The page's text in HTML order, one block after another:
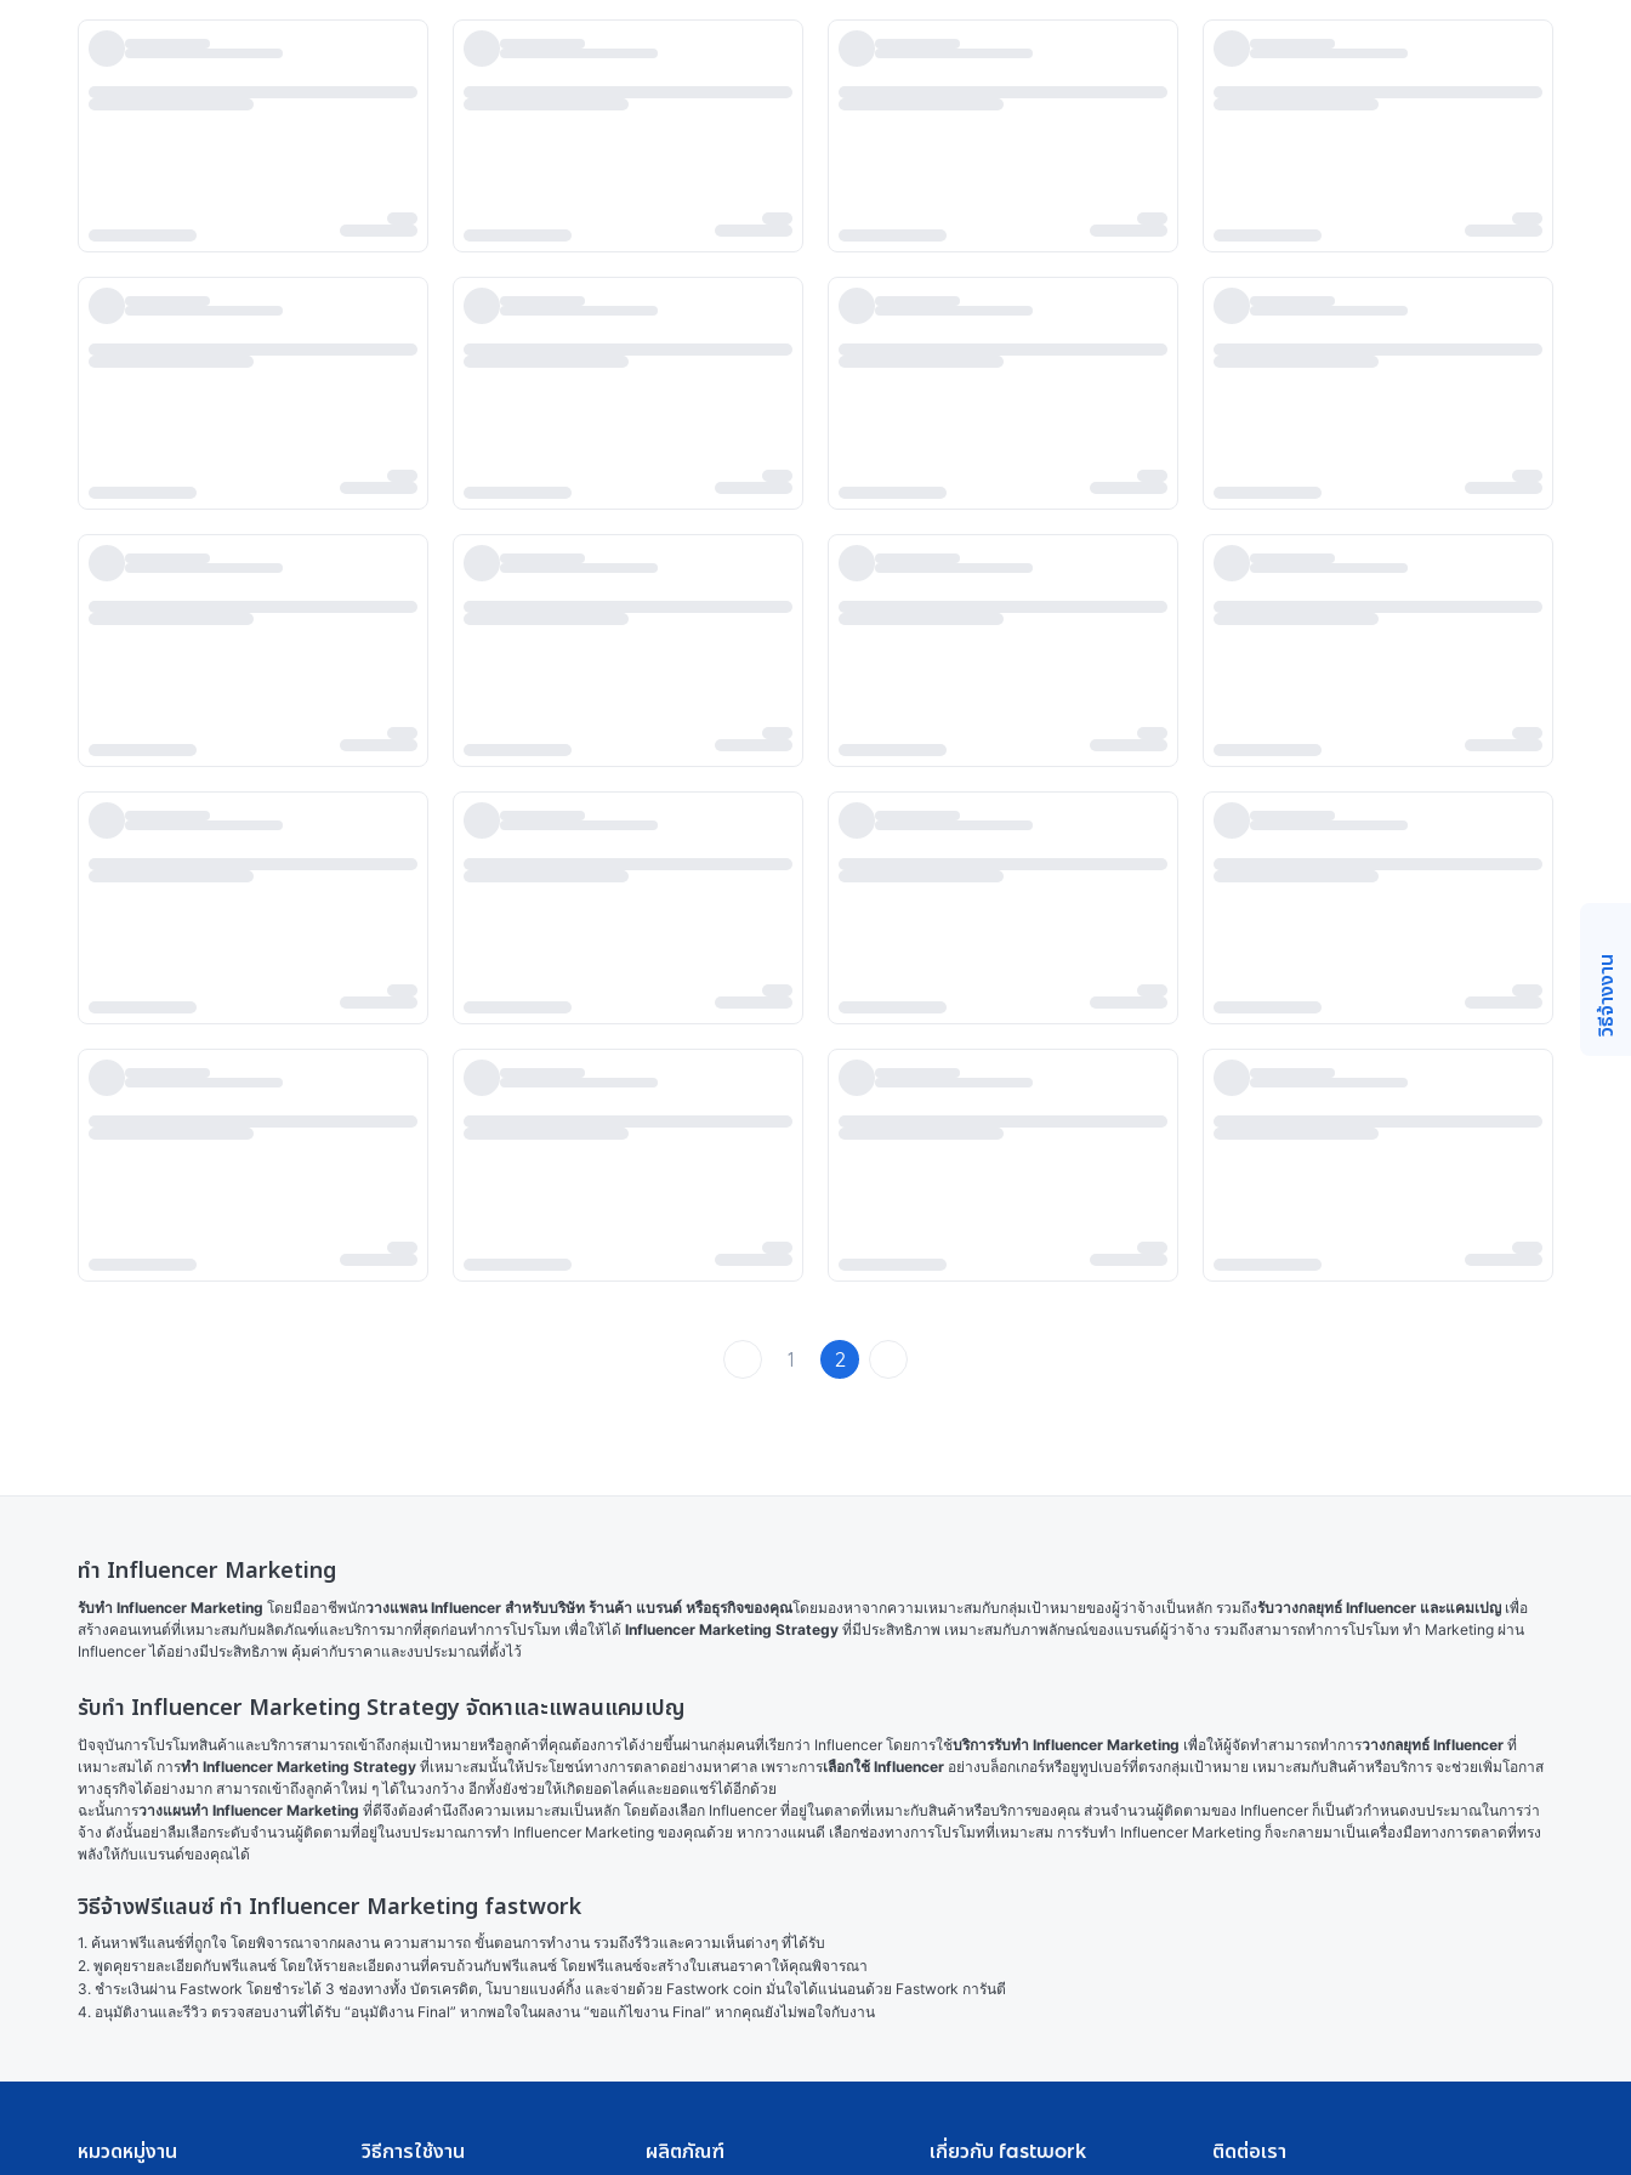
1 2
ทำ Influencer Marketing
รับทำ Influencer Marketing โดยมืออาชีพนักวางแพลน Influencer สำหรับบริษัท ร้านค้า แบรนด์ หรือธุรกิจของคุณโดยมองหาจากความเหมาะสมกับกลุ่มเป้าหมายของผู้ว่าจ้างเป็นหลัก รวมถึงรับวางกลยุทธ์ Influencer และแคมเปญ เพื่อ
สร้างคอนเทนต์ที่เหมาะสมกับผลิตภัณฑ์และบริการมากที่สุดก่อนทำการโปรโมท เพื่อให้ได้ Influencer Marketing Strategy ที่มีประสิทธิภาพ เหมาะสมกับภาพลักษณ์ของแบรนด์ผู้ว่าจ้าง รวมถึงสามารถทำการโปรโมท ทำ Marketing ผ่าน
Influencer ได้อย่างมีประสิทธิภาพ คุ้มค่ากับราคาและงบประมาณที่ตั้งไว้
รับทำ Influencer Marketing Strategy จัดหาและแพลนแคมเปญ
ปัจจุบันการโปรโมทสินค้าและบริการสามารถเข้าถึงกลุ่มเป้าหมายหรือลูกค้าที่คุณต้องการได้ง่ายขึ้นผ่านกลุ่มคนที่เรียกว่า Influencer โดยการใช้บริการรับทำ Influencer Marketing เพื่อให้ผู้จัดทำสามารถทำการวางกลยุทธ์ Influencer ที่
เหมาะสมได้ การทำ Influencer Marketing Strategy ที่เหมาะสมนั้นให้ประโยชน์ทางการตลาดอย่างมหาศาล เพราะการเลือกใช้ Influencer อย่างบล็อกเกอร์หรือยูทูปเบอร์ที่ตรงกลุ่มเป้าหมาย เหมาะสมกับสินค้าหรือบริการ จะช่วยเพิ่มโอกาส
ทางธุรกิจได้อย่างมาก สามารถเข้าถึงลูกค้าใหม่ ๆ ได้ในวงกว้าง อีกทั้งยังช่วยให้เกิดยอดไลค์และยอดแชร์ได้อีกด้วย
ฉะนั้นการวางแผนทำ Influencer Marketing ที่ดีจึงต้องคำนึงถึงความเหมาะสมเป็นหลัก โดยต้องเลือก Influencer ที่อยู่ในตลาดที่เหมาะกับสินค้าหรือบริการของคุณ ส่วนจำนวนผู้ติดตามของ Influencer ก็เป็นตัวกำหนดงบประมาณในการว่า
จ้าง ดังนั้นอย่าลืมเลือกระดับจำนวนผู้ติดตามที่อยู่ในงบประมาณการทำ Influencer Marketing ของคุณด้วย หากวางแผนดี เลือกช่องทางการโปรโมทที่เหมาะสม การรับทำ Influencer Marketing ก็จะกลายมาเป็นเครื่องมือทางการตลาดที่ทรง
พลังให้กับแบรนด์ของคุณได้
วิธีจ้างฟรีแลนซ์ ทำ Influencer Marketing fastwork
1. ค้นหาฟรีแลนซ์ที่ถูกใจ โดยพิจารณาจากผลงาน ความสามารถ ขั้นตอนการทำงาน รวมถึงรีวิวและความเห็นต่างๆ ที่ได้รับ
2. พูดคุยรายละเอียดกับฟรีแลนซ์ โดยให้รายละเอียดงานที่ครบถ้วนกับฟรีแลนซ์ โดยฟรีแลนซ์จะสร้างใบเสนอราคาให้คุณพิจารณา
3. ชำระเงินผ่าน Fastwork โดยชำระได้ 3 ช่องทางทั้ง บัตรเครดิต, โมบายแบงค์กิ้ง และจ่ายด้วย Fastwork coin มั่นใจได้แน่นอนด้วย Fastwork การันตี
4. อนุมัติงานและรีวิว ตรวจสอบงานที่ได้รับ “อนุมัติงาน Final” หากพอใจในผลงาน “ขอแก้ไขงาน Final” หากคุณยังไม่พอใจกับงาน
วิธีจ้างงาน
หมวดหมู่งาน วิธีการใช้งาน ผลิตภัณฑ์ เกี่ยวกับ fastwork ติดต่อเรา